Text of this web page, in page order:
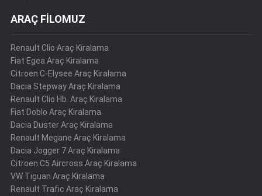
ARAÇ FİLOMUZ
Renault Clio Araç Kiralama
Fiat Egea Araç Kiralama
Citroen C-Elysee Araç Kiralama
Dacia Stepway Araç Kiralama
Renault Clio Hb. Araç Kiralama
Fiat Doblo Araç Kiralama
Dacia Duster Araç Kiralama
Renault Megane Araç Kiralama
Dacia Jogger 7 Araç Kiralama
Citroen C5 Aircross Araç Kiralama
VW Tiguan Araç Kiralama
Renault Trafic Araç Kiralama